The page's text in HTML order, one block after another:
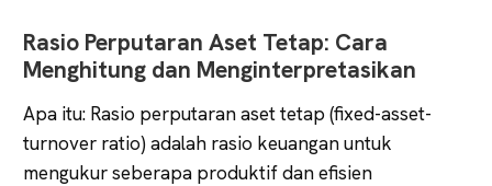
Rasio Perputaran Aset Tetap: Cara
Menghitung dan Menginterpretasikan
Apa itu: Rasio perputaran aset tetap (fixed-asset-
turnover ratio) adalah rasio keuangan untuk
mengukur seberapa produktif dan efisien